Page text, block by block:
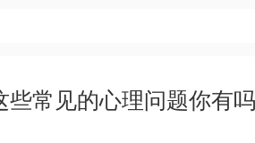
常见的心理问题你有吗